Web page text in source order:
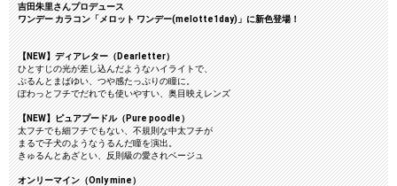
吉田朱里さんプロデュース
ワンデー カラコン「メロット ワンデー(melotte1day)」に新色登場！
【NEW】ディアレター（Dearletter）
ひとすじの光が差し込んだようなハイライトで、
ぷるんとまばゆい、つや感たっぷりの瞳に。
ぽわっとフチでだれでも使いやすい、奥目映えレンズ
【NEW】ピュアプードル（Pure poodle）
太フチでも細フチでもない、不規則な中太フチが
まるで子犬のようなうるんだ瞳を演出。
きゅるんとあざとい、反則級の愛されベージュ
オンリーマイン（Only mine）